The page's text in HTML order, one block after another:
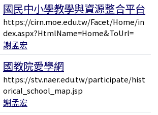
國民中小學教學與資源整合平台
https://cirn.moe.edu.tw/Facet/Home/in
dex.aspx?HtmlName=Home&ToUrl=
謝孟宏
國教院愛學網
https://stv.naer.edu.tw/participate/hist
orical_school_map.jsp
謝孟宏